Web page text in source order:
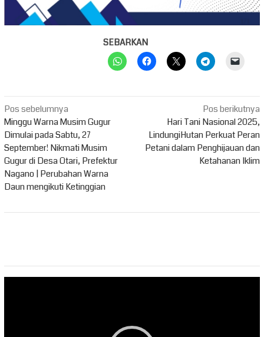
SEBARKAN
Navigasi
pos
Pos sebelumnya
Minggu Warna Musim Gugur
Dimulai pada Sabtu, 27
September! Nikmati Musim
Gugur di Desa Otari, Prefektur
Nagano | Perubahan Warna
Daun mengikuti Ketinggian
Pos berikutnya
Hari Tani Nasional 2025,
LindungiHutan Perkuat Peran
Petani dalam Penghijauan dan
Ketahanan Iklim